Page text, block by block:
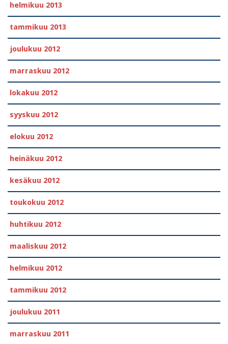
helmikuu 2013
tammikuu 2013
joulukuu 2012
marraskuu 2012
lokakuu 2012
syyskuu 2012
elokuu 2012
heinäkuu 2012
kesäkuu 2012
toukokuu 2012
huhtikuu 2012
maaliskuu 2012
helmikuu 2012
tammikuu 2012
joulukuu 2011
marraskuu 2011